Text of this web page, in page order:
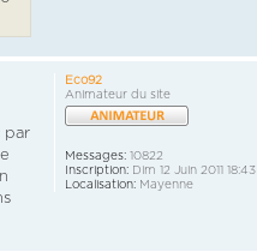
par
Eco92
Animateur du site
Messages: 10822
Inscription: Dim 12 Juin 2011 18:43
Localisation: Mayenne